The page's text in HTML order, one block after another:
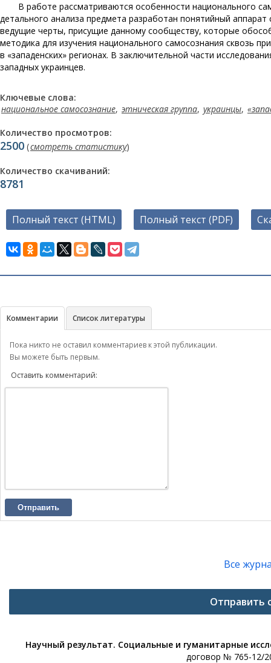
В работе рассматриваются особенности национального
детального анализа предмета разработан понятийный
ведущие черты, присущие данному сообществу, которые
методика для изучения национального самосознания сквозь
в «западенских» регионах. В заключительной части
западных украинцев.
Ключевые слова:
национальное самосознание, этническая группа, украинцы,
Количество просмотров:
2500 (смотреть статистику)
Количество скачиваний:
8781
Полный текст (HTML) Полный текст (PDF)
Комментарии Список литературы
Пока никто не оставил комментариев к этой публикации.
Вы можете быть первым.
Оставить комментарий:
Отправить
Все
Отправить
Научный результат. Социальные и гуманитарные
договор № 765-12/